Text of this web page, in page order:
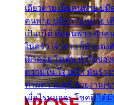
เดียวดาย เป็นคนพ่าย บ่มี
คนพ่าย บ่มีความหมาย เคี
เป็นบ่ได้ คือคนพ่าย ฮักค
ในครัว เจ้าสาว ก็มัวแต่ง
เฝ้าคอย ใจเต้น หัวใจขอ
ความใน ใจ เศร้า มันร้า
ท่ามความสุขี ช่วยงานเข
เมื่อไรหนอจะ โชคดี ได้